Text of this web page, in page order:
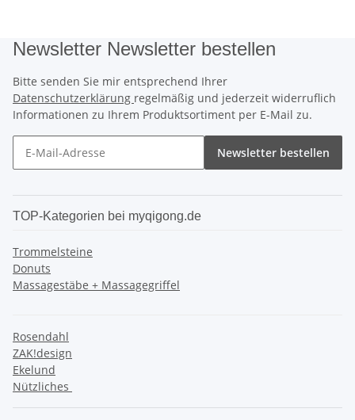
Newsletter Newsletter bestellen
Bitte senden Sie mir entsprechend Ihrer
Datenschutzerklärung regelmäßig und jederzeit widerruflich
Informationen zu Ihrem Produktsortiment per E-Mail zu.
Newsletter bestellen
TOP-Kategorien bei myqigong.de
Trommelsteine
Donuts
Massagestäbe + Massagegriffel
Rosendahl
ZAK!design
Ekelund
Nützliches